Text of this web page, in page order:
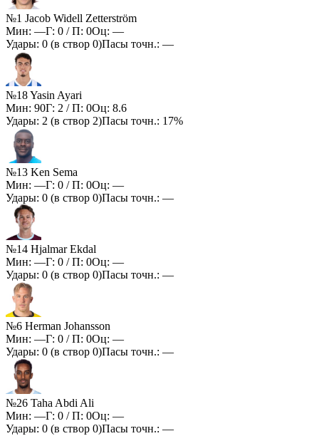
№1 Jacob Widell Zetterström
Мин: —Г: 0 / П: 0Оц: —
Удары: 0 (в створ 0)Пасы точн.: —
№18 Yasin Ayari
Мин: 90Г: 2 / П: 0Оц: 8.6
Удары: 2 (в створ 2)Пасы точн.: 17%
№13 Ken Sema
Мин: —Г: 0 / П: 0Оц: —
Удары: 0 (в створ 0)Пасы точн.: —
№14 Hjalmar Ekdal
Мин: —Г: 0 / П: 0Оц: —
Удары: 0 (в створ 0)Пасы точн.: —
№6 Herman Johansson
Мин: —Г: 0 / П: 0Оц: —
Удары: 0 (в створ 0)Пасы точн.: —
№26 Taha Abdi Ali
Мин: —Г: 0 / П: 0Оц: —
Удары: 0 (в створ 0)Пасы точн.: —